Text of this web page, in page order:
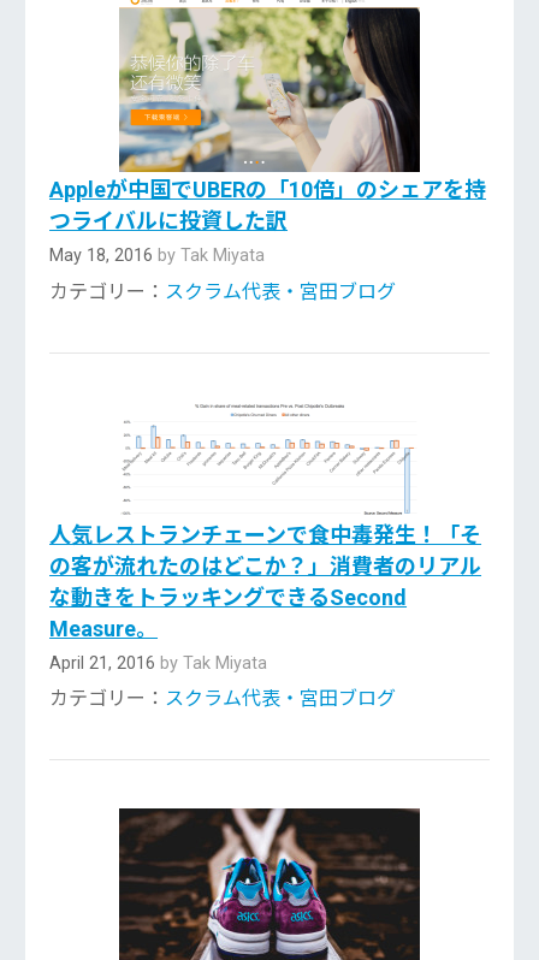
Appleが中国でUBERの「10倍」のシェアを持
つライバルに投資した訳
May 18, 2016 by Tak Miyata
カテゴリー： スクラム代表・宮田ブログ
人気レストランチェーンで食中毒発生！「そ
の客が流れたのはどこか？」消費者のリアル
な動きをトラッキングできるSecond
Measure。
April 21, 2016 by Tak Miyata
カテゴリー： スクラム代表・宮田ブログ